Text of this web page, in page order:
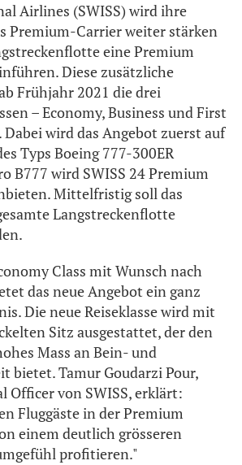
Airlines (SWISS) wird ihre
Premium-Carrier weiter stärken
eine Premium
Diese zusätzliche
Frühjahr 2021 die drei
– Economy, Business und First
Dabei wird das Angebot zuerst auf
Typs Boeing 777-300ER
B777 wird SWISS 24 Premium
Mittelfristig soll das
Langstreckenflotte
Class mit Wunsch nach
das neue Angebot ein ganz
Die neue Reiseklasse wird mit
Sitz ausgestattet, der den
Mass an Bein- und
bietet. Tamur Goudarzi Pour,
Officer von SWISS, erklärt:
Fluggäste in der Premium
einem deutlich grösseren
profitieren."